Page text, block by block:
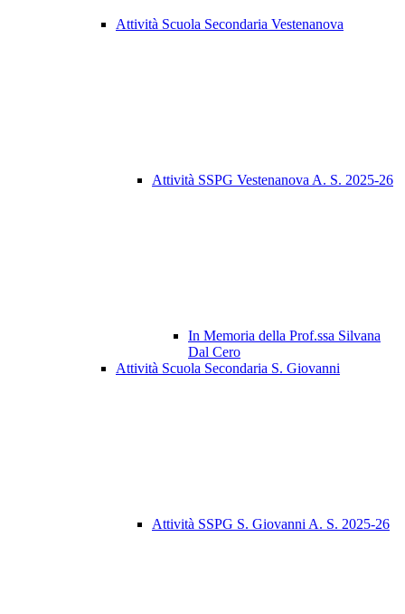
Attività Scuola Secondaria Vestenanova
Attività SSPG Vestenanova A. S. 2025-26
In Memoria della Prof.ssa Silvana
Dal Cero
Attività Scuola Secondaria S. Giovanni
Attività SSPG S. Giovanni A. S. 2025-26